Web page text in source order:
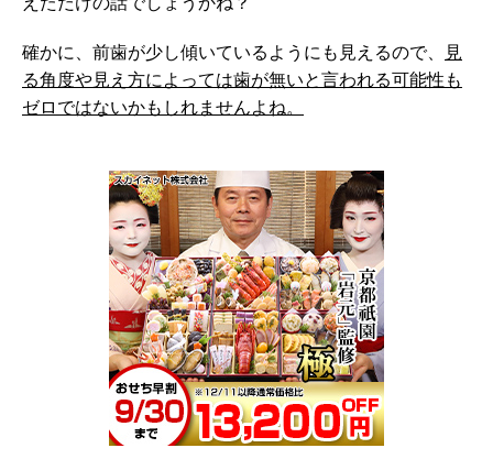
確かに、前歯が少し傾いているようにも見えるので、
見
る角度や見え方によっては歯が無いと言われる可能性も
ゼロではないかもしれませんよね。